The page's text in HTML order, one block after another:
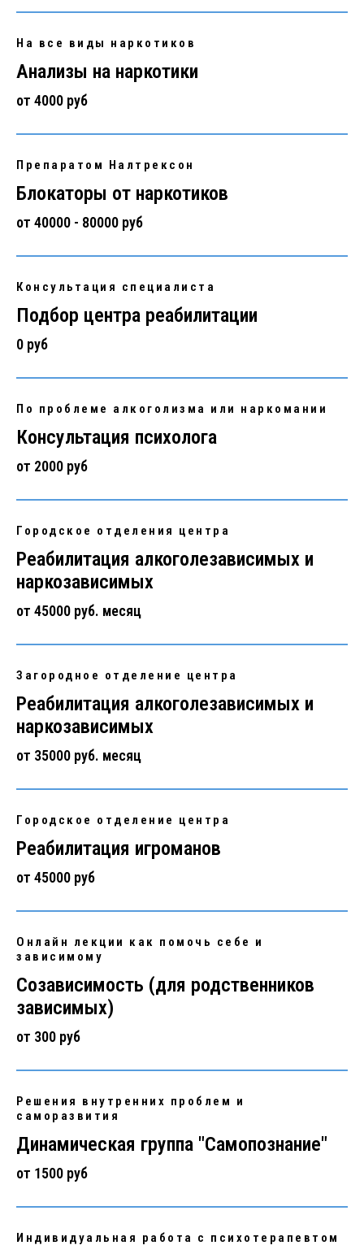
На все виды наркотиков
Анализы на наркотики
от 4000 руб
Препаратом Налтрексон
Блокаторы от наркотиков
от 40000 - 80000 руб
Консультация специалиста
Подбор центра реабилитации
0 руб
По проблеме алкоголизма или наркомании
Консультация психолога
от 2000 руб
Городское отделения центра
Реабилитация алкоголезависимых и
наркозависимых
от 45000 руб. месяц
Загородное отделение центра
Реабилитация алкоголезависимых и
наркозависимых
от 35000 руб. месяц
Городское отделение центра
Реабилитация игроманов
от 45000 руб
Онлайн лекции как помочь себе и
зависимому
Созависимость (для родственников
зависимых)
от 300 руб
Решения внутренних проблем и
саморазвития
Динамическая группа "Самопознание"
от 1500 руб
Индивидуальная работа с психотерапевтом